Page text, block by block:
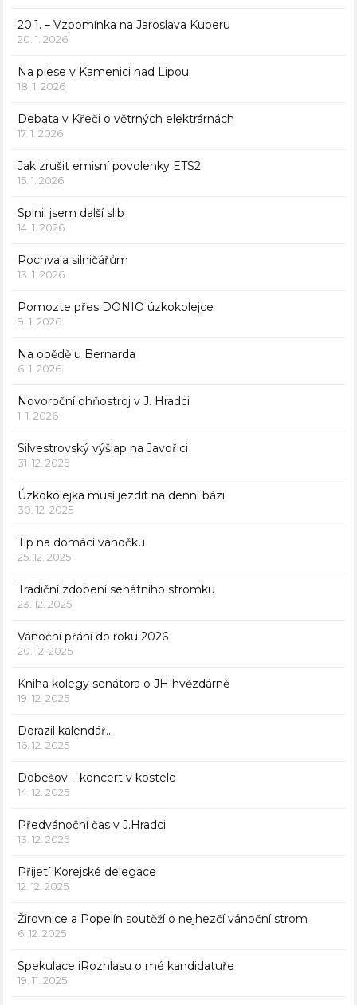
20.1. – Vzpomínka na Jaroslava Kuberu
20. 1. 2026
Na plese v Kamenici nad Lipou
18. 1. 2026
Debata v Křeči o větrných elektrárnách
17. 1. 2026
Jak zrušit emisní povolenky ETS2
15. 1. 2026
Splnil jsem další slib
14. 1. 2026
Pochvala silničářům
13. 1. 2026
Pomozte přes DONIO úzkokolejce
9. 1. 2026
Na obědě u Bernarda
6. 1. 2026
Novoroční ohňostroj v J. Hradci
1. 1. 2026
Silvestrovský výšlap na Javořici
31. 12. 2025
Úzkokolejka musí jezdit na denní bázi
30. 12. 2025
Tip na domácí vánočku
25. 12. 2025
Tradiční zdobení senátního stromku
23. 12. 2025
Vánoční přání do roku 2026
20. 12. 2025
Kniha kolegy senátora o JH hvězdárně
19. 12. 2025
Dorazil kalendář…
16. 12. 2025
Dobešov – koncert v kostele
14. 12. 2025
Předvánoční čas v J.Hradci
13. 12. 2025
Přijetí Korejské delegace
12. 12. 2025
Žirovnice a Popelín soutěží o nejhezčí vánoční strom
6. 12. 2025
Spekulace iRozhlasu o mé kandidatuře
19. 11. 2025